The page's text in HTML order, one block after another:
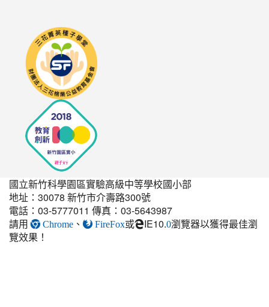
http://seedschool.sunflower.org.tw/
國立新竹科學園區實驗高級中等學校國小部
地址：30078 新竹市介壽路300號
電話：03-5777011 傳真：03-5643987
請用
Chrome 、 FireFox或 IE10.0link
瀏覽器以獲得最佳瀏
覽效果！